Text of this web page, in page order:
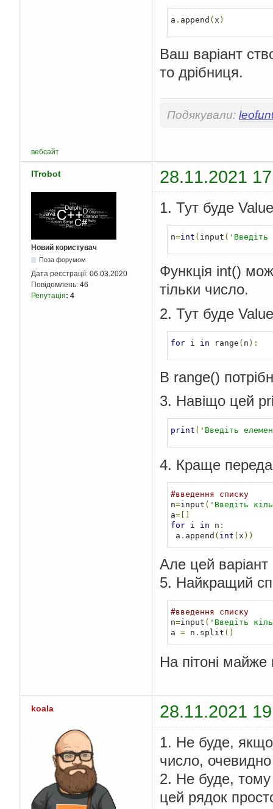
a . append ( x )
Ваш варіант
то дрібниця.
Подякували:
вебсайт
ITrobot 28.11.2021
Новий користувач
Поза форумом
Дата реєстрації: 06.03.2020
Повідомлень: 46
Репутація: 4
1. Тут буде
n=int ( input (
Функція int()
тільки число.
2. Тут буде
for i in range ( n ):
В range()
3. Навіщо цей
print ( 'Введіть
4. Краще
#введення списку
n=input ( 'Введіть
a=[]
for i in n :
a . append ( int ( x ))
Але цей
5. Найкращий
#введення списку
n=input ( 'Введіть
a = n . split ()
На пітоні
koala 28.11.2021
1. Не буде,
число,
2. Не буде,
цей рядок